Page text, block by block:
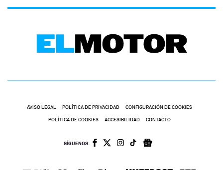
AVISO LEGAL POLÍTICA DE PRIVACIDAD CONFIGURACIÓN DE COOKIES
POLÍTICA DE COOKIES ACCESIBILIDAD CONTACTO
SÍGUENOS: